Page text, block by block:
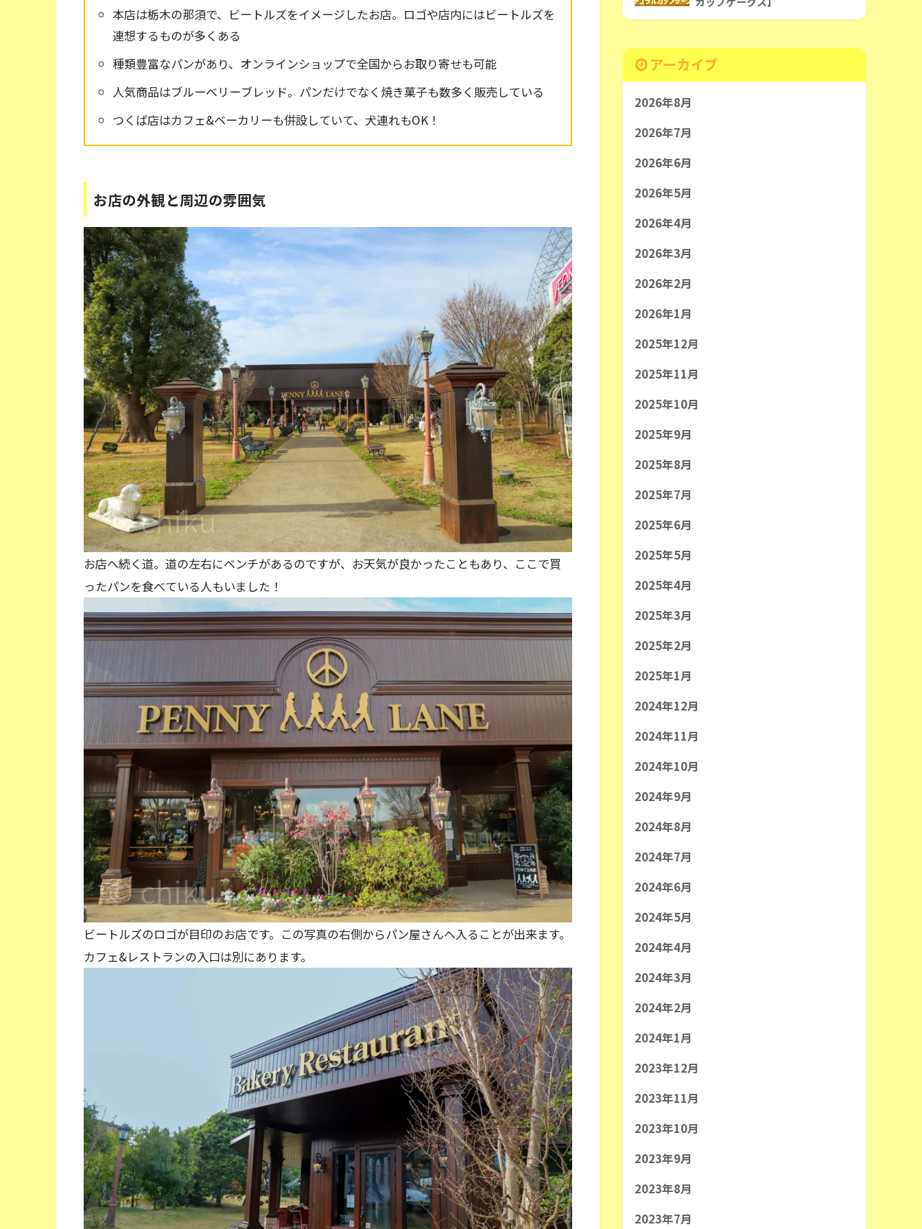
本店は栃木の那須で、ビートルズをイメージしたお店。ロゴや店内にはビートルズを
連想するものが多くある
種類豊富なパンがあり、オンラインショップで全国からお取り寄せも可能
人気商品はブルーベリーブレッド。パンだけでなく焼き菓子も数多く販売している
つくば店はカフェ&ベーカリーも併設していて、犬連れもOK！
お店の外観と周辺の雰囲気
お店へ続く道。道の左右にベンチがあるのですが、お天気が良かったこともあり、ここで買
ったパンを食べている人もいました！
ビートルズのロゴが目印のお店です。この写真の右側からパン屋さんへ入ることが出来ます。
カフェ&レストランの入口は別にあります。
アーカイブ
2026年8月
2026年7月
2026年6月
2026年5月
2026年4月
2026年3月
2026年2月
2026年1月
2025年12月
2025年11月
2025年10月
2025年9月
2025年8月
2025年7月
2025年6月
2025年5月
2025年4月
2025年3月
2025年2月
2025年1月
2024年12月
2024年11月
2024年10月
2024年9月
2024年8月
2024年7月
2024年6月
2024年5月
2024年4月
2024年3月
2024年2月
2024年1月
2023年12月
2023年11月
2023年10月
2023年9月
2023年8月
2023年7月